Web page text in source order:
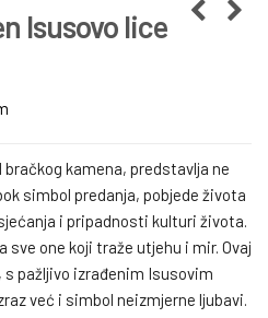
Isusovo lice
kamena, predstavlja ne
simbol predanja, pobjede života
i pripadnosti kulturi života.
sve one koji traže utjehu i mir. Ovaj
s pažljivo izrađenim Isusovim
već i simbol neizmjerne ljubavi.